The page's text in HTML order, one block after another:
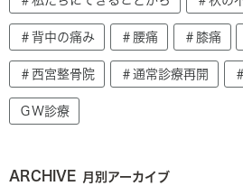
＃背中の痛み ＃腰痛 ＃膝痛
＃西宮整骨院 ＃通常診療再開
ＧＷ診療
ARCHIVE 月別アーカイブ